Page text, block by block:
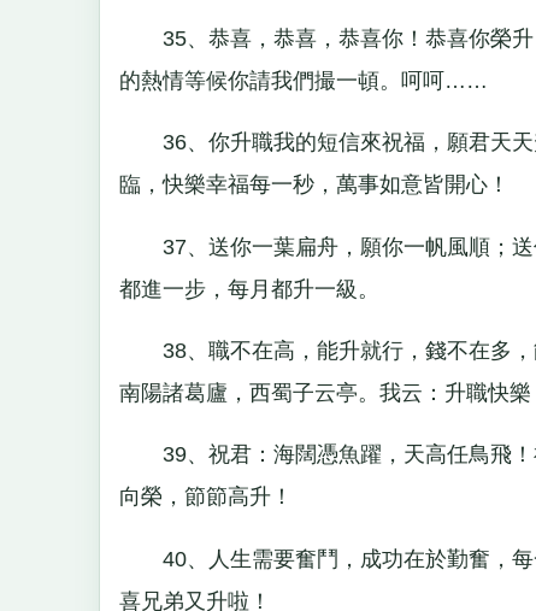
35、恭喜，恭喜，恭喜你！恭喜你榮升
的熱情等候你請我們撮一頓。呵呵……
36、你升職我的短信來祝福，願君天天
臨，快樂幸福每一秒，萬事如意皆開心！
37、送你一葉扁舟，願你一帆風順；送
都進一步，每月都升一級。
38、職不在高，能升就行，錢不在多，
南陽諸葛廬，西蜀子云亭。我云：升職快樂
39、祝君：海闊憑魚躍，天高任鳥飛！
向榮，節節高升！
40、人生需要奮鬥，成功在於勤奮，每
喜兄弟又升啦！